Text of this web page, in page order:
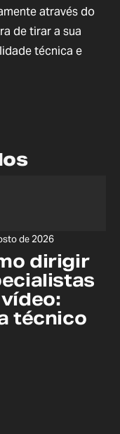
através do
de tirar a sua
técnica e
dirigir
técnico
de 2026